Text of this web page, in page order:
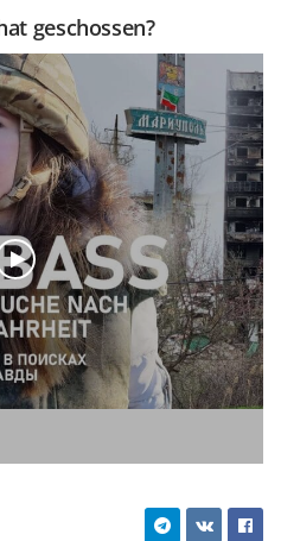
geschossen?